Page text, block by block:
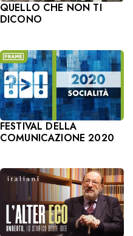
QUELLO CHE NON TI
DICONO
FESTIVAL DELLA
COMUNICAZIONE 2020